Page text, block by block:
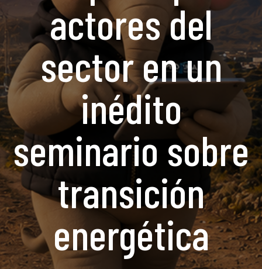
actores del
sector en un
inédito
seminario sobre
transición
energética